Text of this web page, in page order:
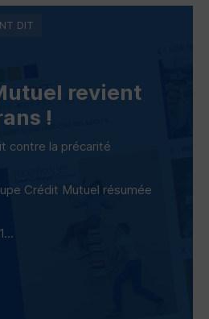
revient
!
contre la précarité
Crédit Mutuel résumée
DIT